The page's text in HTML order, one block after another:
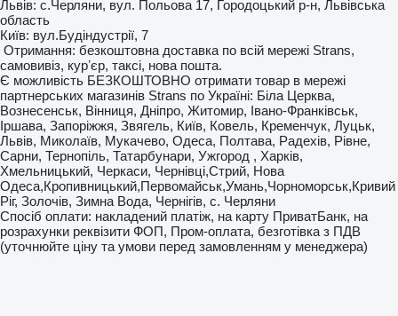
Львів: с.Черляни, вул. Польова 17, Городоцький р-н, Львівська
область
Київ: вул.Будіндустрії, 7
Отримання: безкоштовна доставка по всій мережі Strans,
самовивіз, курʼєр, таксі, нова пошта.
Є можливість БЕЗКОШТОВНО отримати товар в мережі
партнерських магазинів Strans по Україні: Біла Церква,
Вознесенськ, Вінниця, Дніпро, Житомир, Івано-Франківськ,
Іршава, Запоріжжя, Звягель, Київ, Ковель, Кременчук, Луцьк,
Львів, Миколаїв, Мукачево, Одеса, Полтава, Радехів, Рівне,
Сарни, Тернопіль, Татарбунари, Ужгород , Харків,
Хмельницький, Черкаси, Чернівці,Стрий, Нова
Одеса,Кропивницький,Первомайськ,Умань,Чорноморськ,Кривий
Ріг, Золочів, Зимна Вода, Чернігів, с. Черляни
Спосіб оплати: накладений платіж, на карту ПриватБанк, на
розрахунки реквізити ФОП, Пром-оплата, безготівка з ПДВ
(уточнюйте ціну та умови перед замовленням у менеджера)